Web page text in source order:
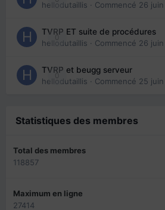
hellodutaillis · Commencé 26 juin
0
TVRP ET suite de procédures
hellodutaillis · Commencé 26 juin
0
TVRP et beugg serveur
hellodutaillis · Commencé 25 juin
Statistiques des membres
Total des membres
118857
Maximum en ligne
27414